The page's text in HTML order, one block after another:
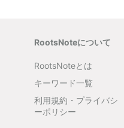
RootsNoteについて
RootsNoteとは
キーワード一覧
利用規約・プライバシ
ーポリシー